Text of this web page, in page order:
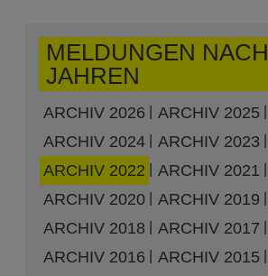
MELDUNGEN NACH
JAHREN
ARCHIV 2026
ARCHIV 2025
ARCHIV 2024
ARCHIV 2023
ARCHIV 2022
ARCHIV 2021
ARCHIV 2020
ARCHIV 2019
ARCHIV 2018
ARCHIV 2017
ARCHIV 2016
ARCHIV 2015